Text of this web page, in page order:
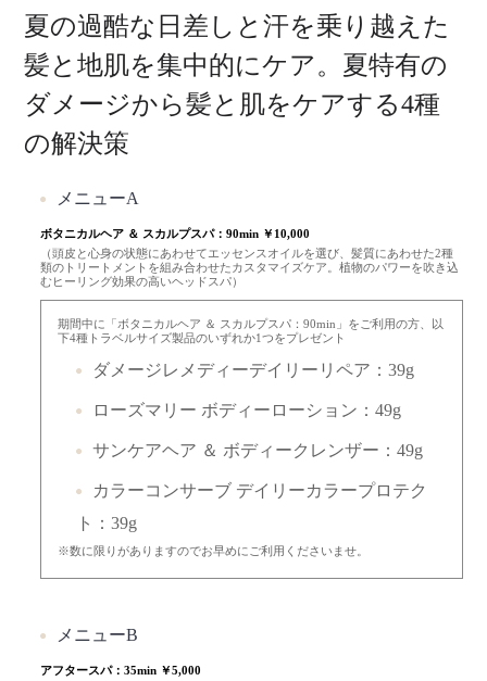
夏の過酷な日差しと汗を乗り越えた
髪と地肌を集中的にケア。夏特有の
ダメージから髪と肌をケアする4種
の解決策
メニューA
ボタニカルヘア ＆ スカルプスパ：90min ￥10,000
（頭皮と心身の状態にあわせてエッセンスオイルを選び、髪質にあわせた2種
類のトリートメントを組み合わせたカスタマイズケア。植物のパワーを吹き込
むヒーリング効果の高いヘッドスパ）
期間中に「ボタニカルヘア ＆ スカルプスパ：90min」をご利用の方、以
下4種トラベルサイズ製品のいずれか1つをプレゼント
ダメージレメディーデイリーリペア：39g
ローズマリー ボディーローション：49g
サンケアヘア ＆ ボディークレンザー：49g
カラーコンサーブ デイリーカラープロテク
ト：39g
※数に限りがありますのでお早めにご利用くださいませ。
メニューB
アフタースパ：35min ￥5,000